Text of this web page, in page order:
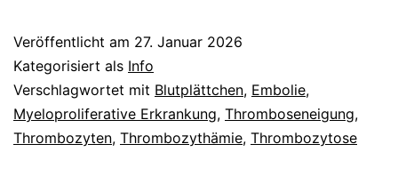
Veröffentlicht am 27. Januar 2026
Kategorisiert als Info
Verschlagwortet mit Blutplättchen, Embolie,
Myeloproliferative Erkrankung, Thromboseneigung,
Thrombozyten, Thrombozythämie, Thrombozytose